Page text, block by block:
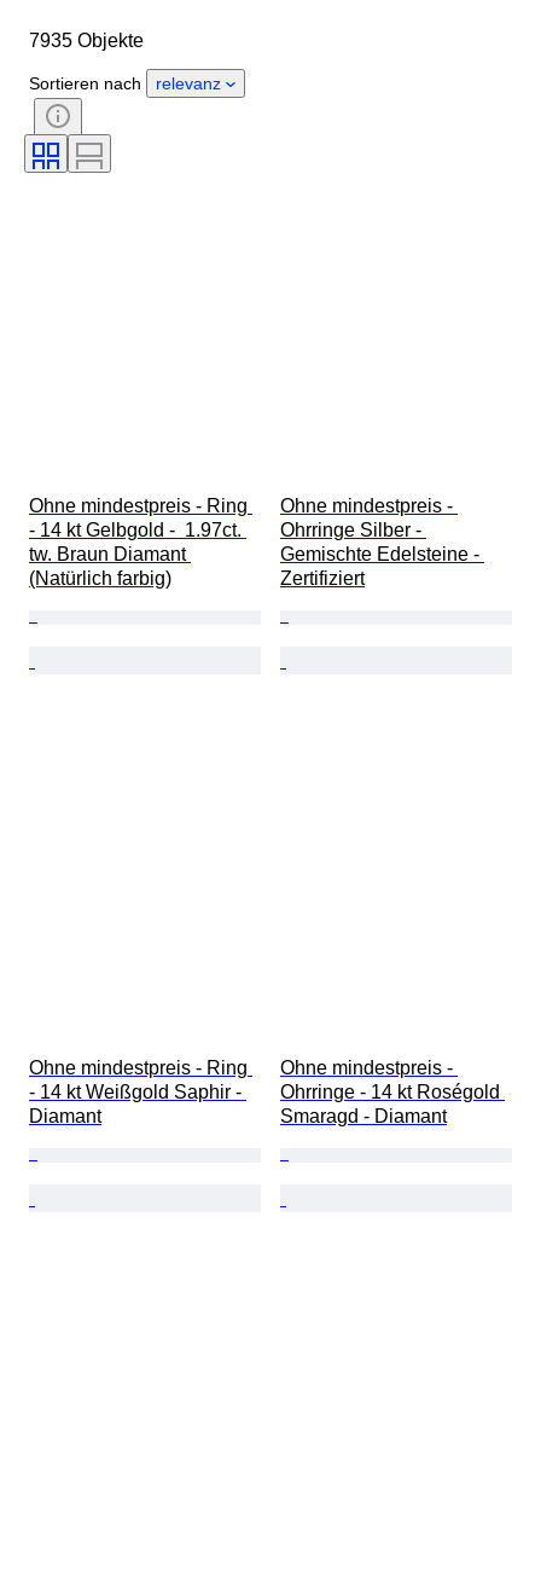
Zustand
Stil
Reinheit
Farbstufe
Exakte Farbe
Transparenz des Edelsteins
7935 Objekte
Sortieren nach relevanz
Ohne mindestpreis - Ring
- 14 kt Gelbgold -  1.97ct.
tw. Braun Diamant
(Natürlich farbig)
Ohne mindestpreis -
Ohrringe Silber -
Gemischte Edelsteine -
Zertifiziert
Ohne mindestpreis - Ring
- 14 kt Weißgold Saphir -
Diamant
Ohne mindestpreis -
Ohrringe - 14 kt Roségold
Smaragd - Diamant